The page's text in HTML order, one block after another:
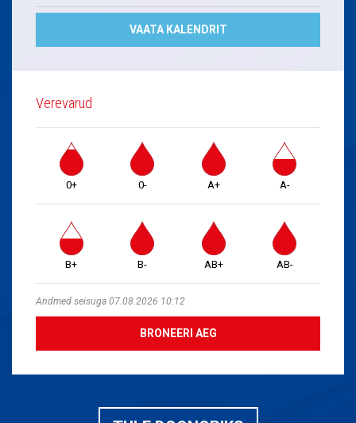
VAATA KALENDRIT
Verevarud
0+ 0- A+ A-
B+ B- AB+ AB-
Andmed seisuga 07.08.2026 10:12
BRONEERI AEG